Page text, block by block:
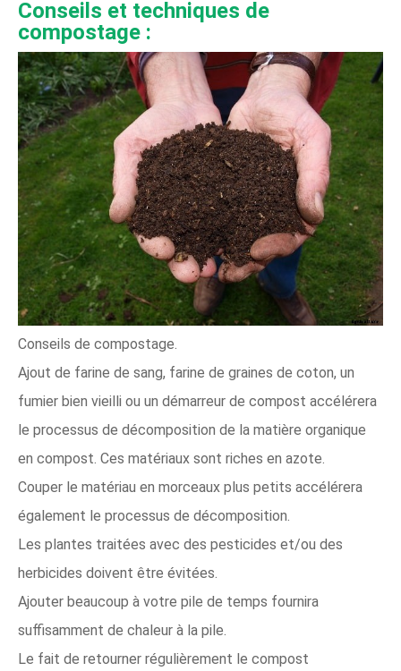
Conseils et techniques de
compostage :
Conseils de compostage.
Ajout de farine de sang, farine de graines de coton, un
fumier bien vieilli ou un démarreur de compost accélérera
le processus de décomposition de la matière organique
en compost. Ces matériaux sont riches en azote.
Couper le matériau en morceaux plus petits accélérera
également le processus de décomposition.
Les plantes traitées avec des pesticides et/ou des
herbicides doivent être évitées.
Ajouter beaucoup à votre pile de temps fournira
suffisamment de chaleur à la pile.
Le fait de retourner régulièrement le compost